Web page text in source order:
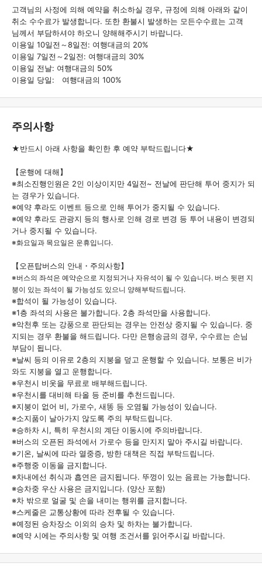
고객님의 사정에 의해 예약을 취소하실 경우, 규정에 의해 아래와 같이
취소 수수료가 발생합니다. 또한 환불시 발생하는 모든수수료는 고객
님께서 부담하셔야 하오니 양해해주시기 바랍니다.
이용일 10일전～8일전: 여행대금의 20%
이용일 7일전～2일전: 여행대금의 30%
이용일 전날: 여행대금의 50%
이용일 당일: 여행대금의 100%
주의사항
★반드시 아래 사항을 확인한 후 예약 부탁드립니다★
【운행에 대해】
※최소진행인원은 2인 이상이지만 4일전~ 전날에 판단해 투어 중지가 되
는 경우가 있습니다.
※예약 후라도 이벤트 등으로 인해 투어가 중지될 수 있습니다.
※예약 후라도 관광지 등의 행사로 인해 경로 변경 등 투어 내용이 변경되
거나 중지될 수 있습니다.
※화요일과 목요일은 운휴입니다.
【오픈탑버스의 안내・주의사항】
※버스의 좌석은 예약순으로 지정되거나 자유석이 될 수 있습니다. 버스 뒷편 지
붕이 있는 좌석이 될 가능성도 있으니 양해부탁드립니다.
※합석이 될 가능성이 있습니다.
※1층 좌석의 사용은 불가합니다. 2층 좌석만을 사용합니다.
※악천후 또는 강풍으로 판단되는 경우는 안전상 중지될 수 있습니다. 중
지되는 경우 환불을 해드립니다. 다만 은행송금의 경우, 수수료는 손님
부담이 됩니다.
※날씨 등의 이유로 2층의 지붕을 덮고 운행할 수 있습니다. 보통은 비가
와도 지붕을 열고 운행합니다.
※우천시 비옷을 무료로 배부해드립니다.
※우천시를 대비해 타올 등 준비를 추천드립니다.
※지붕이 없어 비, 가로수, 새똥 등 오염될 가능성이 있습니다.
※소지품이 날아가지 않도록 주의 부탁드립니다.
※승하차 시, 특히 우천시의 계단 이동시에 주의바랍니다.
※버스의 오픈된 좌석에서 가로수 등을 만지지 말아 주시길 바랍니다.
※기온, 날씨에 따라 열중증, 방한 대책은 직접 부탁드립니다.
※주행중 이동을 금지합니다.
※차내에선 취식과 흡연은 금지됩니다. 뚜껑이 있는 음료는 가능합니다.
※승차중 우산 사용은 금지입니다. (양산 포함)
※차 밖으로 얼굴 및 손을 내미는 행위를 금지합니다.
※스케줄은 교통상황에 따라 전후될 수 있습니다.
※예정된 승차장소 이외의 승차 및 하차는 불가합니다.
※예약 시에는 주의사항 및 여행 조건서를 읽어주시길 바랍니다.